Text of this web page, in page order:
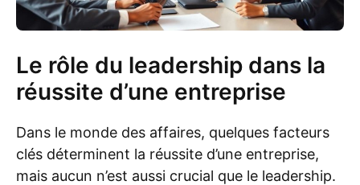
Le rôle du leadership dans la
réussite d’une entreprise
Dans le monde des affaires, quelques facteurs
clés déterminent la réussite d’une entreprise,
mais aucun n’est aussi crucial que le leadership.